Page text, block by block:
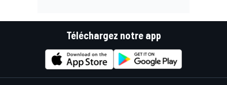
Téléchargez notre app